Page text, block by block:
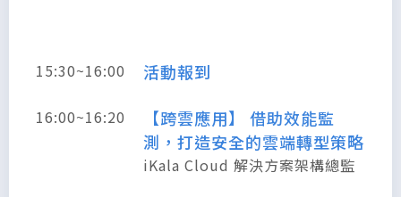
15:30~16:00 活動報到
16:00~16:20
【跨雲應用】 借助效能監
測，打造安全的雲端轉型策略
iKala Cloud 解決方案架構總監